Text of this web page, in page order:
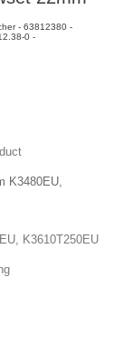
- 63812380 -
0 -
K3480EU,
K3610T250EU